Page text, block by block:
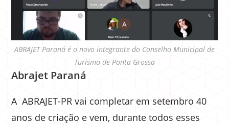
ABRAJET Paraná é o novo integrante do Conselho Municipal de
Turismo de Ponta Grossa
Abrajet Paraná
A ABRAJET-PR vai completar em setembro 40
anos de criação e vem, durante todos esses